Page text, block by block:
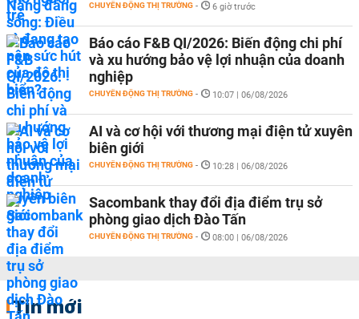
CHUYỂN ĐỘNG THỊ TRƯỜNG - 6 giờ trước
Báo cáo F&B QI/2026: Biến động chi phí
và xu hướng bảo vệ lợi nhuận của doanh
nghiệp
CHUYỂN ĐỘNG THỊ TRƯỜNG - 10:07 | 06/08/2026
AI và cơ hội với thương mại điện tử xuyên
biên giới
CHUYỂN ĐỘNG THỊ TRƯỜNG - 10:28 | 06/08/2026
Sacombank thay đổi địa điểm trụ sở
phòng giao dịch Đào Tấn
CHUYỂN ĐỘNG THỊ TRƯỜNG - 08:00 | 06/08/2026
Tin mới